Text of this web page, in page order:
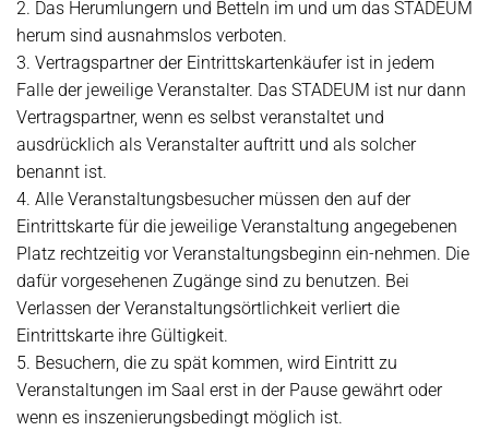
2. Das Herumlungern und Betteln im und um das STADEUM
herum sind ausnahmslos verboten.
3. Vertragspartner der Eintrittskartenkäufer ist in jedem
Falle der jeweilige Veranstalter. Das STADEUM ist nur dann
Vertragspartner, wenn es selbst veranstaltet und
ausdrücklich als Veranstalter auftritt und als solcher
benannt ist.
4. Alle Veranstaltungsbesucher müssen den auf der
Eintrittskarte für die jeweilige Veranstaltung angegebenen
Platz rechtzeitig vor Veranstaltungsbeginn ein-nehmen. Die
dafür vorgesehenen Zugänge sind zu benutzen. Bei
Verlassen der Veranstaltungsörtlichkeit verliert die
Eintrittskarte ihre Gültigkeit.
5. Besuchern, die zu spät kommen, wird Eintritt zu
Veranstaltungen im Saal erst in der Pause gewährt oder
wenn es inszenierungsbedingt möglich ist.